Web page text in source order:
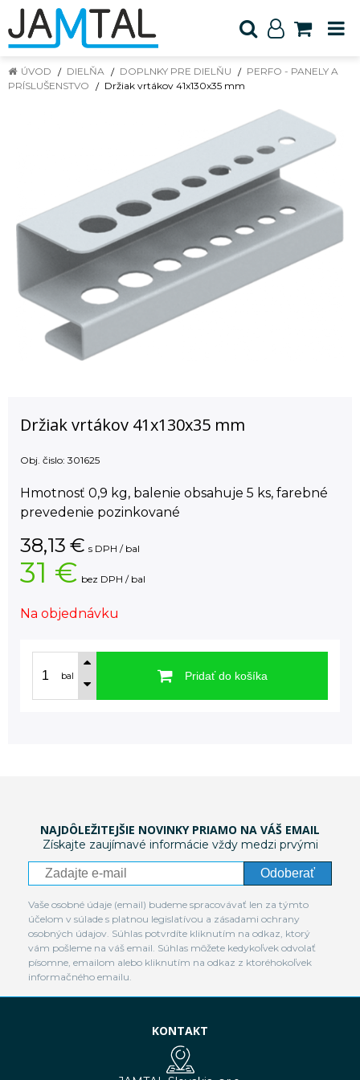
ÚVOD DIELŇA DOPLNKY PRE DIELŇU
PERFO - PANELY A
PRÍSLUŠENSTVO
Držiak vrtákov 41x130x35 mm
Držiak vrtákov 41x130x35 mm
Obj. čislo: 301625
Hmotnosť 0,9 kg, balenie obsahuje 5 ks, farebné
prevedenie pozinkované
38,13 € s DPH / bal
31 € bez DPH / bal
Na objednávku
bal Pridať do košíka
NAJDÔLEŽITEJŠIE NOVINKY PRIAMO NA VÁŠ EMAIL
Získajte zaujímavé informácie vždy medzi prvými
Odoberať
Vaše osobné údaje (email) budeme spracovávať len za týmto
účelom v súlade s platnou legislatívou a zásadami ochrany
osobných údajov. Súhlas potvrdíte kliknutím na odkaz, ktorý
vám pošleme na váš email. Súhlas môžete kedykoľvek odvolať
písomne, emailom alebo kliknutím na odkaz z ktoréhokoľvek
informačného emailu.
KONTAKT